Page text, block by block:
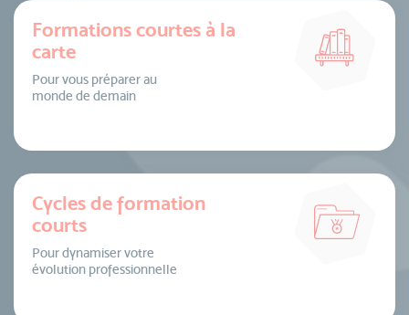
Formations courtes à la
carte
Pour vous préparer au
monde de demain
Cycles de formation
courts
Pour dynamiser votre
évolution professionnelle